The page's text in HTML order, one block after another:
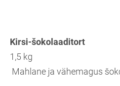
Kirsi-šokolaaditort
1,5 kg
Mahlane ja vähemagus